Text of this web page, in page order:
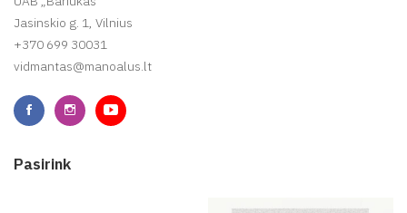
Jasinskio g. 1, Vilnius
+370 699 30031
vidmantas@manoalus.lt
Pasirink